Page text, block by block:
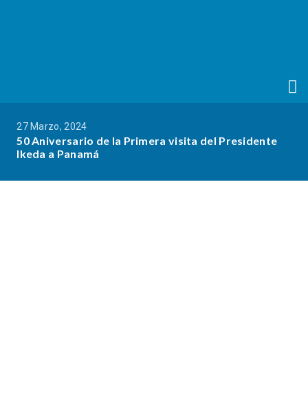
27 Marzo, 2024
50 Aniversario de la Primera visita del Presidente
Ikeda a Panamá